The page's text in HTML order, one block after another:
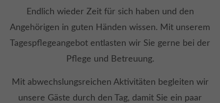
Endlich wieder Zeit für sich haben und den
Angehörigen in guten Händen wissen. Mit unserem
Tagespflegeangebot entlasten wir Sie gerne bei der
Pflege und Betreuung.
Mit abwechslungsreichen Aktivitäten begleiten wir
unsere Gäste durch den Tag, damit Sie ein paar